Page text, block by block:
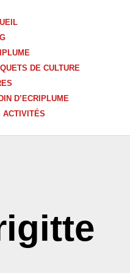
DE CULTURE
D’ECRIPLUME
ACTIVITÉS